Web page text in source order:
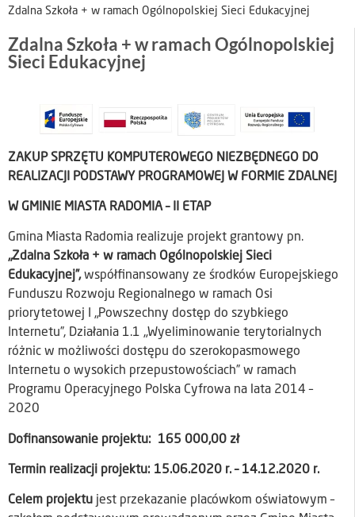
Zdalna Szkoła + w ramach Ogólnopolskiej Sieci Edukacyjnej
Zdalna Szkoła + w ramach Ogólnopolskiej
Sieci Edukacyjnej
ZAKUP SPRZĘTU KOMPUTEROWEGO NIEZBĘDNEGO DO
REALIZACJI PODSTAWY PROGRAMOWEJ W FORMIE ZDALNEJ
W GMINIE MIASTA RADOMIA – II ETAP
Gmina Miasta Radomia realizuje projekt grantowy pn.
„Zdalna Szkoła + w ramach Ogólnopolskiej Sieci
Edukacyjnej”,współfinansowany ze środków Europejskiego
Funduszu Rozwoju Regionalnego w ramach Osi
priorytetowej I „Powszechny dostęp do szybkiego
Internetu”, Działania 1.1 „Wyeliminowanie terytorialnych
różnic w możliwości dostępu do szerokopasmowego
Internetu o wysokich przepustowościach” w ramach
Programu Operacyjnego Polska Cyfrowa na lata 2014 –
2020
Dofinansowanie projektu: 165 000,00 zł
Termin realizacji projektu: 15.06.2020 r. – 14.12.2020 r.
Celem projektu jest przekazanie placówkom oświatowym –